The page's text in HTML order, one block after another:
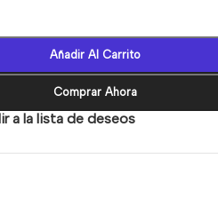
Añadir Al Carrito
Comprar Ahora
a la lista de deseos